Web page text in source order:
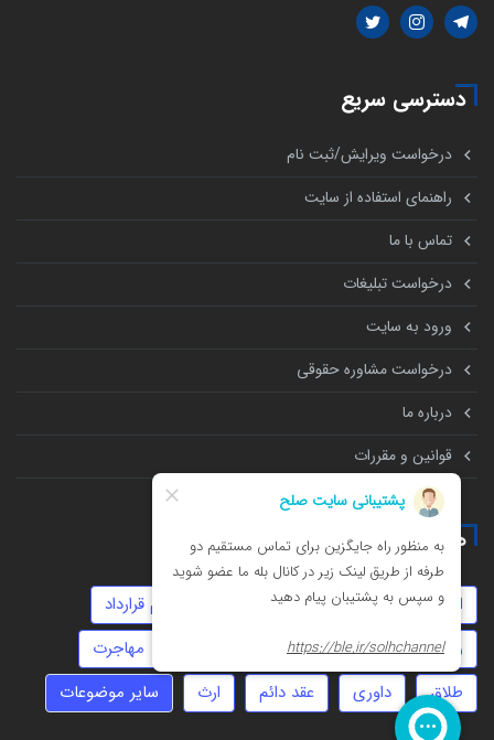
دسترسی سریع
درخواست ویرایش/ثبت نام
راهنمای استفاده از سایت
تماس با ما
درخواست تبلیغات
ورود به سایت
درخواست مشاوره حقوقی
درباره ما
قوانین و مقررات
همه چیز درباره
املاک سرقت امور مالیاتی
تنظیم قرارداد
روابط نامشروع
مهریه
مهاجرت
طلاق
داوری عقد دائم ارث سایر موضوعات